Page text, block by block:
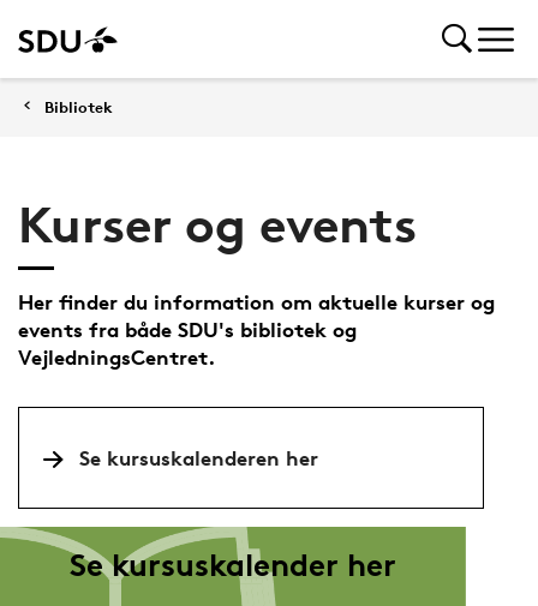
Bibliotek
Kurser og events
Her finder du information om aktuelle kurser og
events fra både SDU's bibliotek og
VejledningsCentret.
Se kursuskalenderen her
Se kursuskalender her